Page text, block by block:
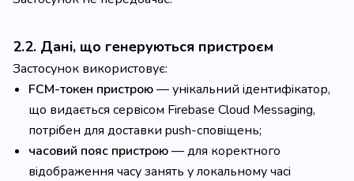
2.2. Дані, що генеруються пристроєм
Застосунок використовує:
FCM-токен пристрою— унікальний ідентифікатор,
що видається сервісом Firebase Cloud Messaging,
потрібен для доставки push-сповіщень;
часовий пояс пристрою— для коректного
відображення часу занять у локальному часі